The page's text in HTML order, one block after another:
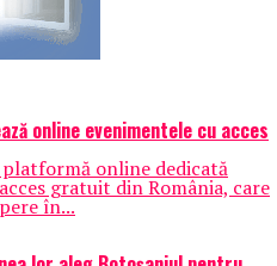
online evenimentele cu acces
online dedicată
gratuit din România, care
în...